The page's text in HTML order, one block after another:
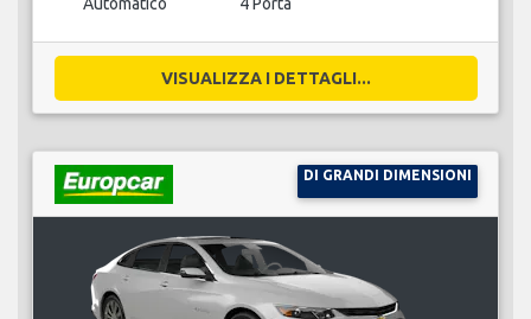
VISUALIZZA I DETTAGLI...
DI GRANDI DIMENSIONI